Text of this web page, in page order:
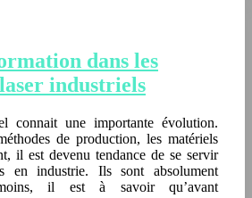
dans les
industriels
connait une importante évolution.
de production, les matériels
il est devenu tendance de se servir
en industrie. Ils sont absolument
il est à savoir qu’avant